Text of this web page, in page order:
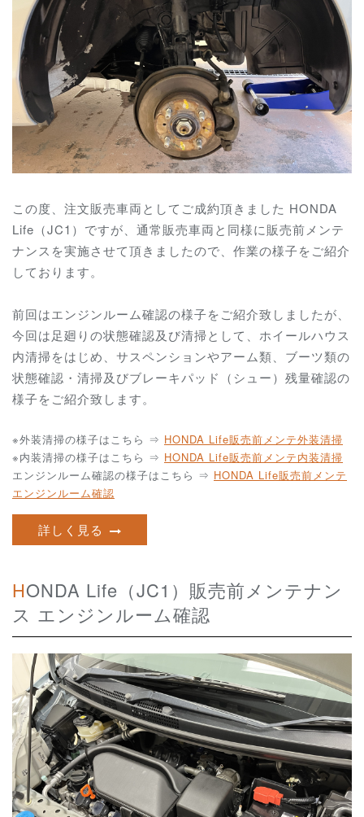
この度、注文販売車両としてご成約頂きました HONDA
Life（JC1）ですが、通常販売車両と同様に販売前メンテ
ナンスを実施させて頂きましたので、作業の様子をご紹介
しております。
前回はエンジンルーム確認の様子をご紹介致しましたが、
今回は足廻りの状態確認及び清掃として、ホイールハウス
内清掃をはじめ、サスペンションやアーム類、ブーツ類の
状態確認・清掃及びブレーキパッド（シュー）残量確認の
様子をご紹介致します。
※外装清掃の様子はこちら ⇒ HONDA Life販売前メンテ外装清掃
※内装清掃の様子はこちら ⇒ HONDA Life販売前メンテ内装清掃
エンジンルーム確認の様子はこちら ⇒ HONDA Life販売前メンテ
エンジンルーム確認
詳しく見る
HONDA Life（JC1）販売前メンテナン
ス エンジンルーム確認